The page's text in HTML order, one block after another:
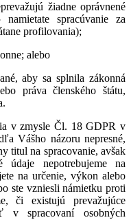
žiadne oprávnené
spracúvanie za
profilovania);
alebo
aby sa splnila zákonná
práva členského štátu,
v zmysle Čl. 18 GDPR v
Vášho názoru nepresné,
titul na spracovanie, avšak
údaje nepotrebujeme na
na určenie, výkon alebo
ste vzniesli námietku proti
či existujú prevažujúce
v spracovaní osobných